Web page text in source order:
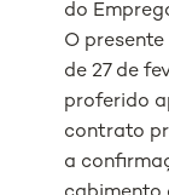
do
O
de 27 de
proferido
contrato
a